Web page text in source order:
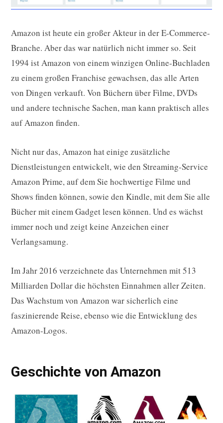
Amazon ist heute ein großer Akteur in der E-Commerce-
Branche. Aber das war natürlich nicht immer so. Seit
1994 ist Amazon von einem winzigen Online-Buchladen
zu einem großen Franchise gewachsen, das alle Arten
von Dingen verkauft. Von Büchern über Filme, DVDs
und andere technische Sachen, man kann praktisch alles
auf Amazon finden.
Nicht nur das, Amazon hat einige zusätzliche
Dienstleistungen entwickelt, wie den Streaming-Service
Amazon Prime, auf dem Sie hochwertige Filme und
Shows finden können, sowie den Kindle, mit dem Sie alle
Bücher mit einem Gadget lesen können. Und es wächst
immer noch und zeigt keine Anzeichen einer
Verlangsamung.
Im Jahr 2016 verzeichnete das Unternehmen mit 513
Milliarden Dollar die höchsten Einnahmen aller Zeiten.
Das Wachstum von Amazon war sicherlich eine
faszinierende Reise, ebenso wie die Entwicklung des
Amazon-Logos.
Geschichte von Amazon